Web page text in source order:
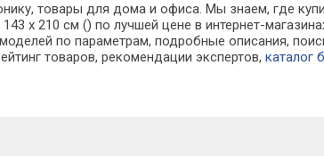
товары для дома и офиса. Мы знаем, где
x 210 см () по лучшей цене в интернет-
по параметрам, подробные описания,
товаров, рекомендации экспертов,каталог